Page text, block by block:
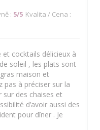
: 5/5 Kvalita / Cena :
cocktails délicieux à
soleil , les plats sont
maison et
pas à préciser sur la
des chaises et
d’avoir aussi des
pour dîner . Je